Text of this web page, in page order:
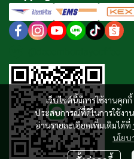
เว็บไซต์นี้มีการใช้งานคุก
ประสบการณ์ที่ดีในการใช้งา
อ่านรายละเอียดเพิ่มเติมได้ที่
นโยบ